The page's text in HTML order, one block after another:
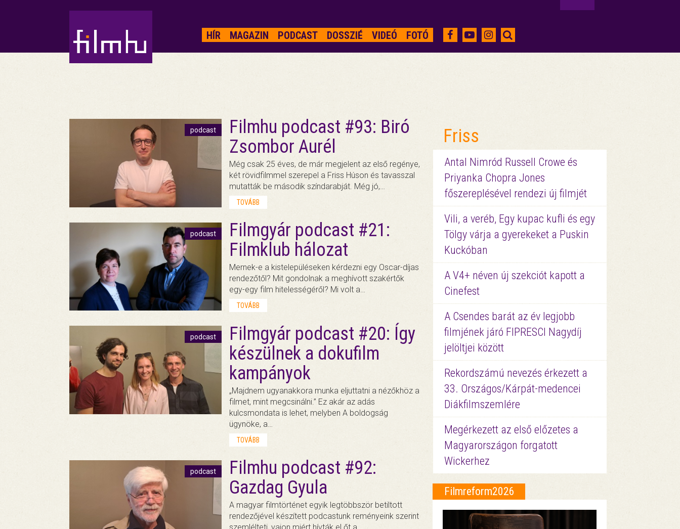
HÍR MAGAZIN PODCAST DOSSZIÉ VIDEÓ FOTÓ
podcast
Filmhu podcast #93: Biró
Zsombor Aurél
Még csak 25 éves, de már megjelent az első regénye,
két rövidfilmmel szerepel a Friss Húson és tavasszal
mutatták be második színdarabját. Még jó,…
TOVÁBB
podcast
Filmgyár podcast #21:
Filmklub hálozat
Mernek-e a kistelepüléseken kérdezni egy Oscar-díjas
rendezőtől? Mit gondolnak a meghívott szakértők
egy-egy film hitelességéről? Mi volt a…
TOVÁBB
podcast
Filmgyár podcast #20: Így
készülnek a dokufilm
kampányok
„Majdnem ugyanakkora munka eljuttatni a nézőkhöz a
filmet, mint megcsinálni.” Ez akár az adás
kulcsmondata is lehet, melyben A boldogság
ügynöke, a…
TOVÁBB
podcast
Filmhu podcast #92:
Gazdag Gyula
A magyar filmtörténet egyik legtöbbször betiltott
rendezőjével készített podcastunk reményeink szerint
Friss
Antal Nimród Russell Crowe és
Priyanka Chopra Jones
főszereplésével rendezi új filmjét
Vili, a veréb, Egy kupac kufli és egy
Tölgy várja a gyerekeket a Puskin
Kuckóban
A V4+ néven új szekciót kapott a
Cinefest
A Csendes barát az év legjobb
filmjének járó FIPRESCI Nagydíj
jelöltjei között
Rekordszámú nevezés érkezett a
33. Országos/Kárpát-medencei
Diákfilmszemlére
Megérkezett az első előzetes a
Magyarországon forgatott
Wickerhez
Filmreform2026